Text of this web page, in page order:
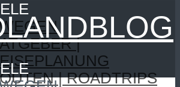
|
| ROADTRIPS